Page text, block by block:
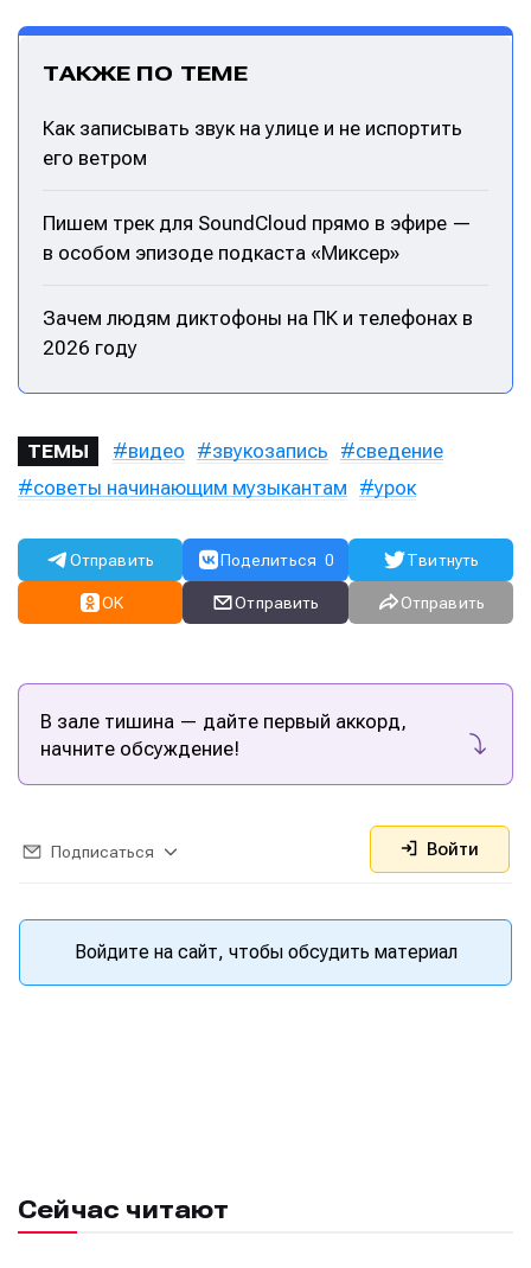
ТАКЖЕ ПО ТЕМЕ
Как записывать звук на улице и не испортить
его ветром
Пишем трек для SoundCloud прямо в эфире —
в особом эпизоде подкаста «Миксер»
Зачем людям диктофоны на ПК и телефонах в
2026 году
ТЕМЫ видео звукозапись
сведение
советы начинающим музыкантам
урок
Отправить Поделиться 0 Твитнуть
OK Отправить Отправить
В зале тишина — дайте первый аккорд,
начните обсуждение!
Подписаться Войти
Войдите на сайт, чтобы обсудить материал
Сейчас читают